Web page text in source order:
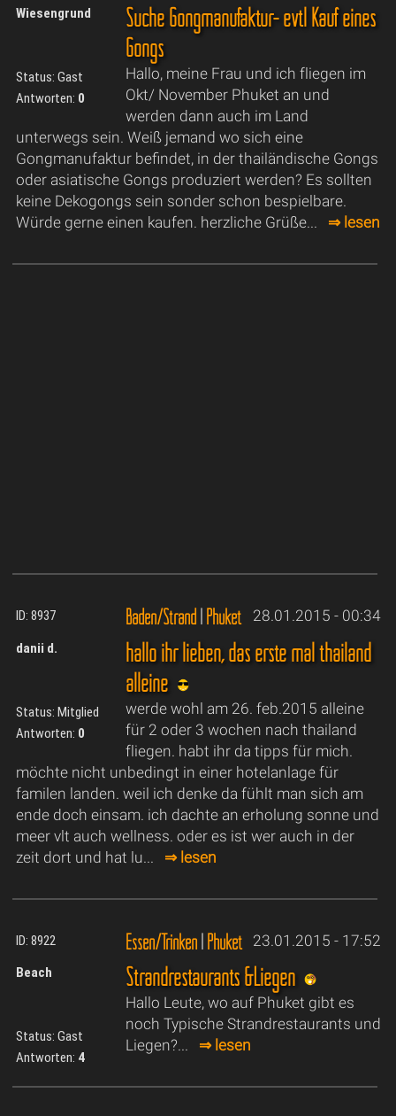
Wiesengrund
Status: Gast
Antworten: 0
Suche Gongmanufaktur- evtl Kauf eines
Gongs
Hallo, meine Frau und ich fliegen im
Okt/ November Phuket an und
werden dann auch im Land
unterwegs sein. Weiß jemand wo sich eine
Gongmanufaktur befindet, in der thailändische Gongs
oder asiatische Gongs produziert werden? Es sollten
keine Dekogongs sein sonder schon bespielbare.
Würde gerne einen kaufen. herzliche Grüße... ⇒ lesen
ID: 8937 Baden/Strand|Phuket 28.01.2015 - 00:34
danii d.
Status: Mitglied
Antworten: 0
hallo ihr lieben, das erste mal thailand
alleine
werde wohl am 26. feb.2015 alleine
für 2 oder 3 wochen nach thailand
fliegen. habt ihr da tipps für mich.
möchte nicht unbedingt in einer hotelanlage für
familen landen. weil ich denke da fühlt man sich am
ende doch einsam. ich dachte an erholung sonne und
meer vlt auch wellness. oder es ist wer auch in der
zeit dort und hat lu... ⇒ lesen
ID: 8922 Essen/Trinken|Phuket 23.01.2015 - 17:52
Beach
Status: Gast
Antworten: 4
Strandrestaurants &Liegen
Hallo Leute, wo auf Phuket gibt es
noch Typische Strandrestaurants und
Liegen?... ⇒ lesen